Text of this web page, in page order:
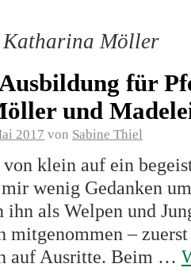
Katharina Möller
für
und
2017 von Sabine Thiel
klein auf ein
wenig Gedanken
ihn als Welpen und
mitgenommen –
auf Ausritte. Beim …